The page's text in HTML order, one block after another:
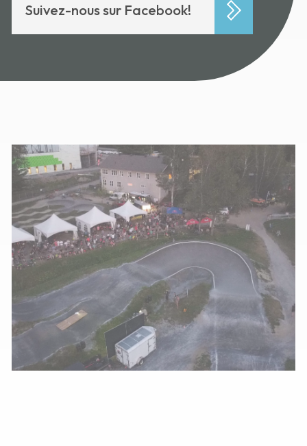
Suivez-nous sur Facebook!